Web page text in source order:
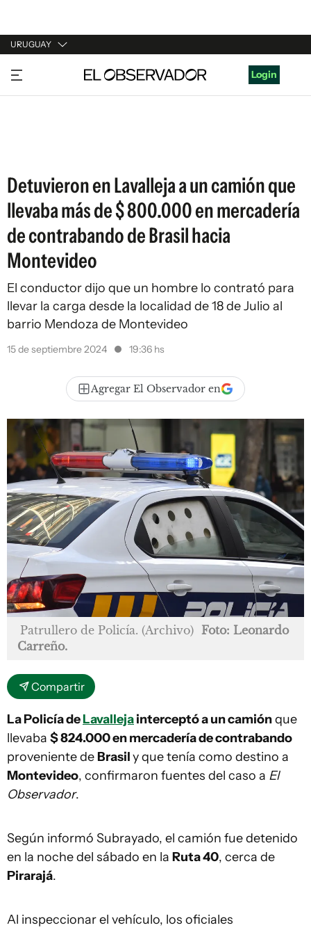
URUGUAY
URUGUAY
ARGENTINA
Login
Detuvieron en Lavalleja a un camión que
llevaba más de $ 800.000 en mercadería
de contrabando de Brasil hacia
Montevideo
El conductor dijo que un hombre lo contrató para
llevar la carga desde la localidad de 18 de Julio al
barrio Mendoza de Montevideo
15 de septiembre 2024 19:36 hs
Agregar El Observador en
Patrullero de Policía. (Archivo) Foto: Leonardo
Carreño.
Compartir
La Policía deLavallejainterceptó a un camiónque
llevaba $ 824.000 en mercadería de contrabando
proveniente de Brasily que tenía como destino a
Montevideo, confirmaron fuentes del caso a El
Observador.
Según informó Subrayado, el camión fue detenido
en la noche del sábado en la Ruta 40, cerca de
Pirarajá.
Al inspeccionar el vehículo, los oficiales